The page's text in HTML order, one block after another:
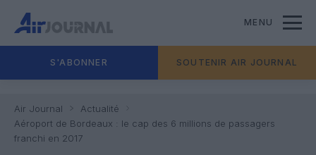
MENU
S'ABONNER SOUTENIR AIR JOURNAL
Air Journal
Actualité
Aéroport de Bordeaux : le cap des 6 millions de passagers
franchi en 2017